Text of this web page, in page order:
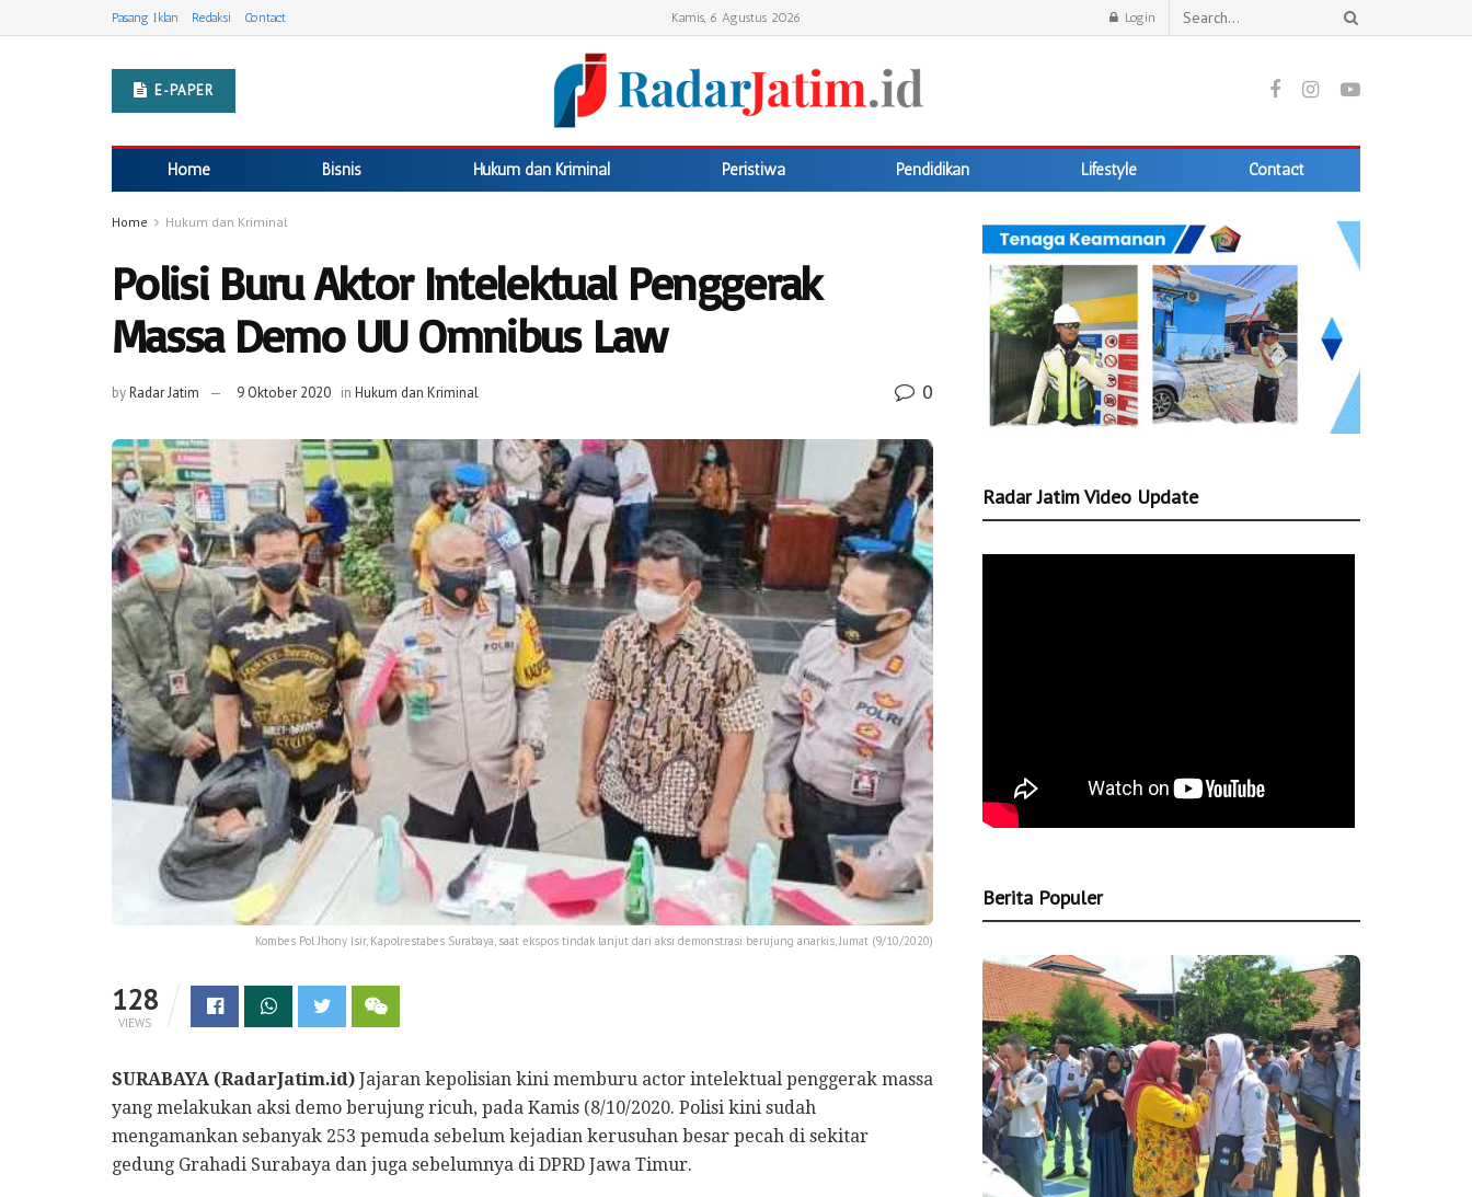
Pasang Iklan Redaksi Contact Kamis, 6 Agustus 2026 Login
E-PAPER
Home Bisnis Hukum dan Kriminal Peristiwa Pendidikan Lifestyle Contact
Home Hukum dan Kriminal
Polisi Buru Aktor Intelektual Penggerak
Massa Demo UU Omnibus Law
byRadar Jatim 9 Oktober 2020 in Hukum dan Kriminal 0
Kombes Pol Jhony Isir, Kapolrestabes Surabaya, saat ekspos tindak lanjut dari aksi demonstrasi berujung anarkis, Jumat (9/10/2020)
128
VIEWS
SURABAYA (RadarJatim.id) Jajaran kepolisian kini memburu actor intelektual penggerak massa
yang melakukan aksi demo berujung ricuh, pada Kamis (8/10/2020. Polisi kini sudah
mengamankan sebanyak 253 pemuda sebelum kejadian kerusuhan besar pecah di sekitar
gedung Grahadi Surabaya dan juga sebelumnya di DPRD Jawa Timur.
Radar Jatim Video Update
Berita Populer